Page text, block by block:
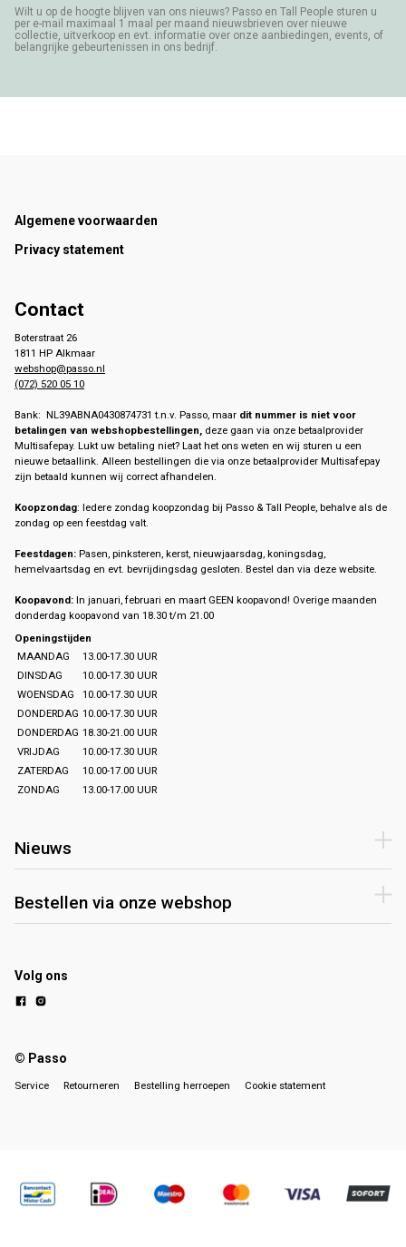
Wilt u op de hoogte blijven van ons nieuws? Passo en Tall People sturen u
per e-mail maximaal 1 maal per maand nieuwsbrieven over nieuwe
collectie, uitverkoop en evt. informatie over onze aanbiedingen, events, of
belangrijke gebeurtenissen in ons bedrijf.
Footer
Algemene voorwaarden
Privacy statement
Contact
Boterstraat 26
1811 HP Alkmaar
webshop@passo.nl
(072) 520 05 10
Bank: NL39ABNA0430874731 t.n.v. Passo, maar dit nummer is niet voor
betalingen van webshopbestellingen, deze gaan via onze betaalprovider
Multisafepay. Lukt uw betaling niet? Laat het ons weten en wij sturen u een
nieuwe betaallink. Alleen bestellingen die via onze betaalprovider Multisafepay
zijn betaald kunnen wij correct afhandelen.
Koopzondag: Iedere zondag koopzondag bij Passo & Tall People, behalve als de
zondag op een feestdag valt.
Feestdagen: Pasen, pinksteren, kerst, nieuwjaarsdag, koningsdag,
hemelvaartsdag en evt. bevrijdingsdag gesloten. Bestel dan via deze website.
Koopavond: In januari, februari en maart GEEN koopavond! Overige maanden
donderdag koopavond van 18.30 t/m 21.00
Openingstijden
MAANDAG
13.00-17.30 UUR
DINSDAG
10.00-17.30 UUR
WOENSDAG
10.00-17.30 UUR
DONDERDAG 10.00-17.30 UUR
DONDERDAG 18.30-21.00 UUR
VRIJDAG
10.00-17.30 UUR
ZATERDAG
10.00-17.00 UUR
ZONDAG
13.00-17.00 UUR
Nieuws
Bestellen via onze webshop
Volg ons
© Passo
Service Retourneren Bestelling herroepen Cookie statement